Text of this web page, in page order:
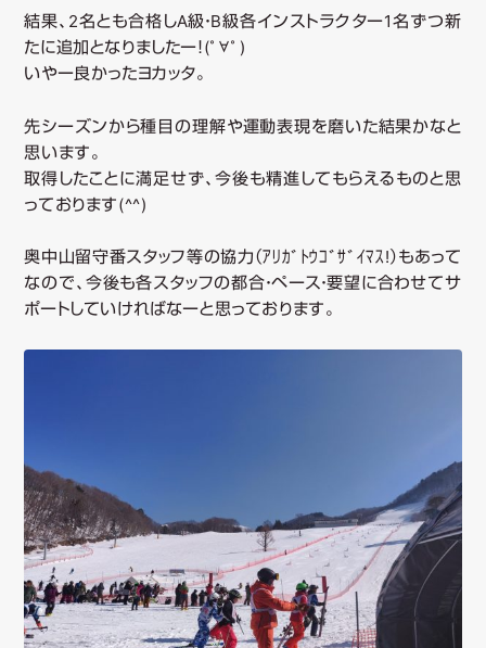
テ
ン
ツ
へ
動
結果、2名とも合格しA級・B級各インストラクター1名ずつ新
たに追加となりましたー！(ﾟ∀ﾟ)
いやー良かったヨカッタ。
先シーズンから種目の理解や運動表現を磨いた結果かなと
思います。
取得したことに満足せず、今後も精進してもらえるものと思
っております(^^)
奥中山留守番スタッフ等の協力（ｱﾘｶﾞﾄｳｺﾞｻﾞｲﾏｽ!）もあって
なので、今後も各スタッフの都合・ペース・要望に合わせてサ
ポートしていければなーと思っております。